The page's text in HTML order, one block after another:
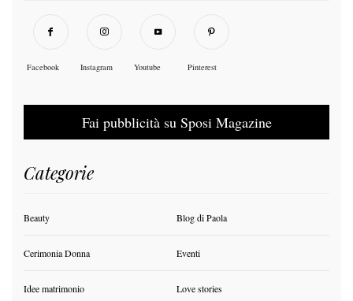
Facebook Instagram Youtube Pinterest
Fai pubblicità su Sposi Magazine
Categorie
Beauty Blog di Paola
Cerimonia Donna Eventi
Idee matrimonio Love stories